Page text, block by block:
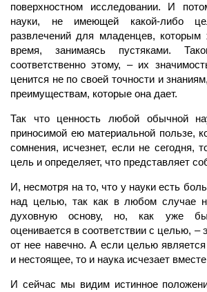
поверхностном исследовании. И
науки, не имеющей какой-либо
развлечений для младенцев, которым
время, занимаясь пустяками.
соответственно этому, – их
ценится не по своей точности и
преимуществам, которые она дает.
Так что ценность любой обычной
приносимой ею материальной пользе,
сомнения, исчезнет, если не сегодня,
цель и определяет, что представляет
И, несмотря на то, что у науки есть
над целью, так как в любом случае
духовную основу, но, как уже
оценивается в соответствии с целью, –
от нее навечно. А если целью
и нестоящее, то и наука исчезает
И сейчас мы видим истинное